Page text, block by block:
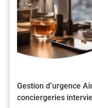
Gestion d’urgence
conciergeries